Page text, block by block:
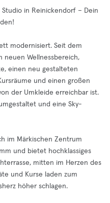
in Reinickendorf – Dein
modernisiert. Seit dem
neuen Wellnessbereich,
einen neu gestalteten
und einen großen
der Umkleide erreichbar ist.
und eine Sky-
im Märkischen Zentrum
und bietet hochklassiges
mitten im Herzen des
und Kurse laden zum
höher schlagen.